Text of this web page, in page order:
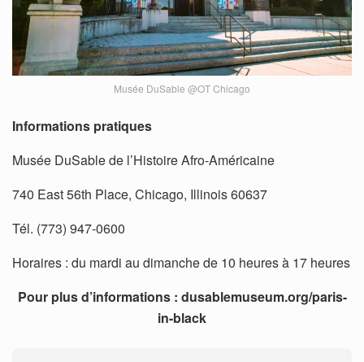
Musée DuSable @OT Chicago
Informations pratiques
Musée DuSable de l’Histoire Afro-Américaine
740 East 56th Place, Chicago, Illinois 60637
Tél. (773) 947-0600
Horaires : du mardi au dimanche de 10 heures à 17 heures
Pour plus d’informations : dusablemuseum.org/paris-
in-black